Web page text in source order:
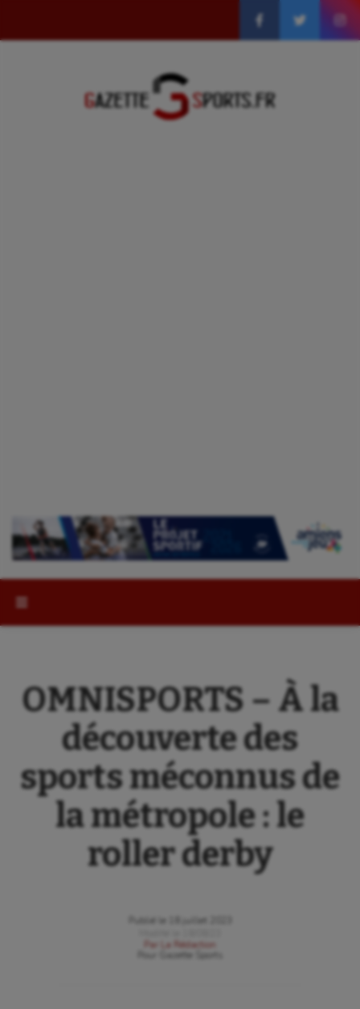
OMNISPORTS – À la
découverte des
sports méconnus de
la métropole : le
roller derby
Publié le
18 juillet 2023
Par
La Rédaction
Gazette Sports